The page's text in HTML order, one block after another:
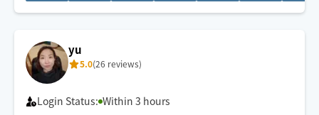
ください💫東京出張８月24日
yu
5.0(26 reviews)
Login Status: Within 3 hours